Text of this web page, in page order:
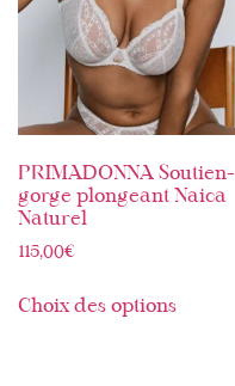
PRIMADONNA Soutien-
gorge plongeant Naica
Naturel
115,00€
Choix des options